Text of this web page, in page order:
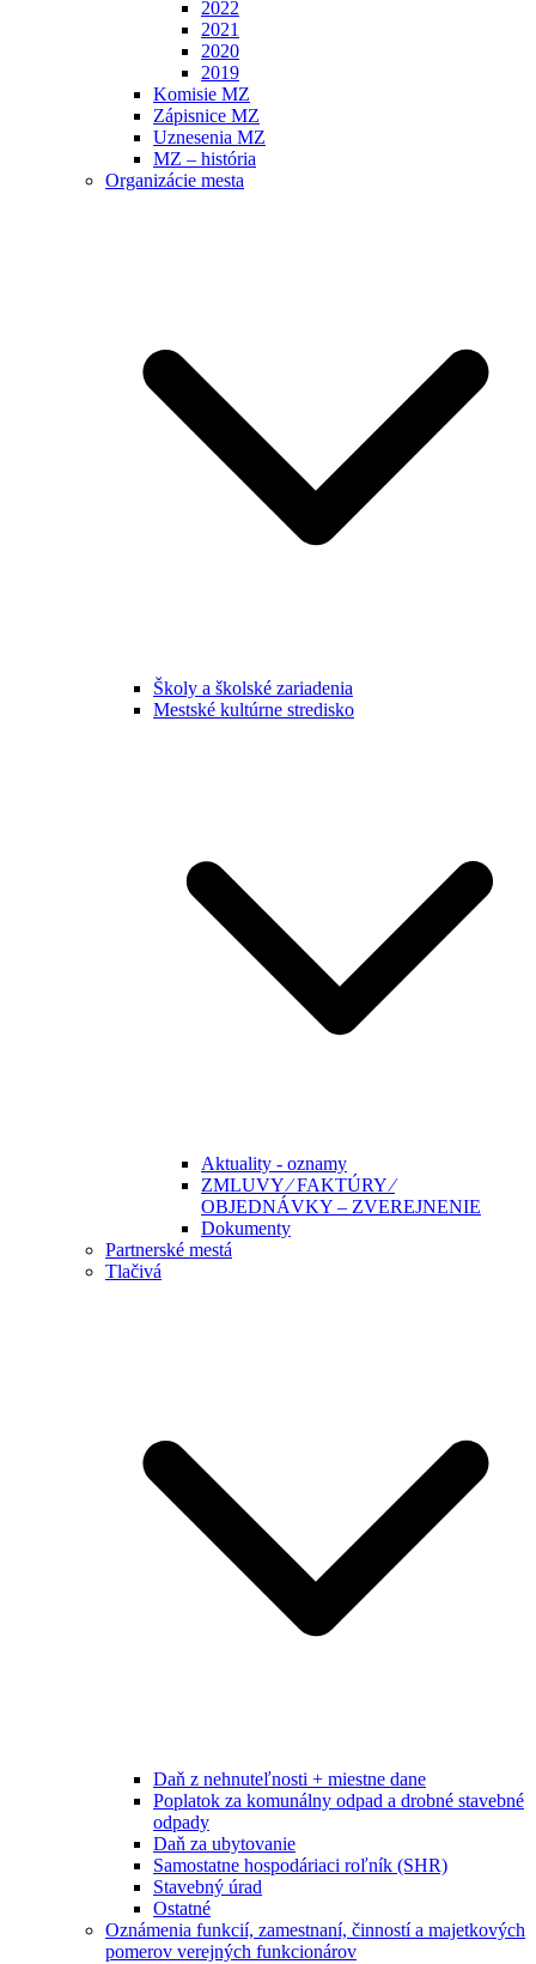
2022
2021
2020
2019
Komisie MZ
Zápisnice MZ
Uznesenia MZ
MZ – história
Organizácie mesta
Školy a školské zariadenia
Mestské kultúrne stredisko
Aktuality - oznamy
ZMLUVY ⁄ FAKTÚRY ⁄
OBJEDNÁVKY – ZVEREJNENIE
Dokumenty
Partnerské mestá
Tlačivá
Daň z nehnuteľnosti + miestne dane
Poplatok za komunálny odpad a drobné stavebné
odpady
Daň za ubytovanie
Samostatne hospodáriaci roľník (SHR)
Stavebný úrad
Ostatné
Oznámenia funkcií, zamestnaní, činností a majetkových
pomerov verejných funkcionárov